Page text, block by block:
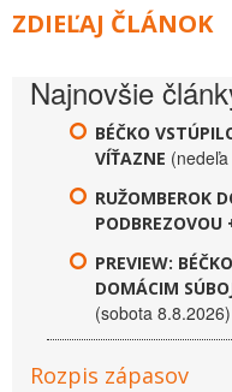
ZDIEĽAJ ČLÁNOK
Najnovšie
BÉČKO
VÍŤAZNE
RUŽOMBEROK
PODBREZOVOU
PREVIEW:
DOMÁCIM
(sobota 8.8.2026)
Rozpis zápasov